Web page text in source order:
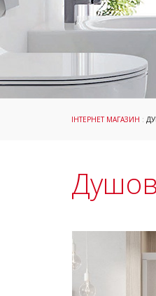
ІНТЕРНЕТ МАГАЗИН :